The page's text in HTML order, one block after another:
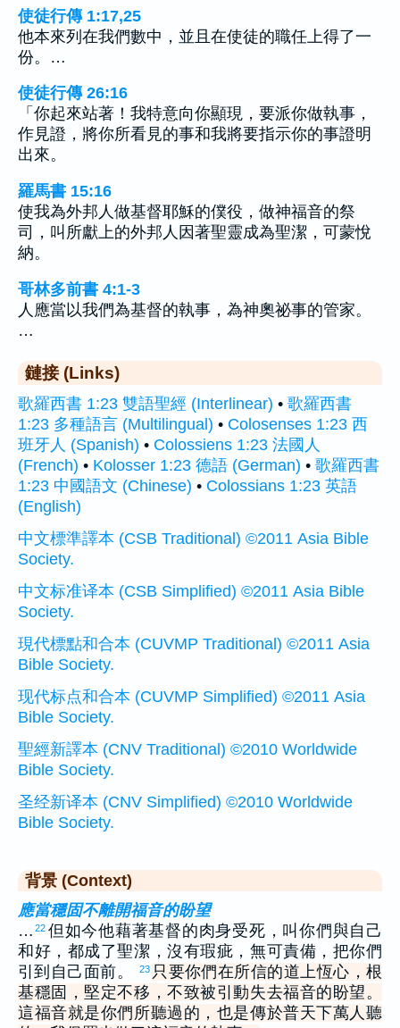
使徒行傳 1:17,25
他本來列在我們數中，並且在使徒的職任上得了一
份。…
使徒行傳 26:16
「你起來站著！我特意向你顯現，要派你做執事，
作見證，將你所看見的事和我將要指示你的事證明
出來。
羅馬書 15:16
使我為外邦人做基督耶穌的僕役，做神福音的祭
司，叫所獻上的外邦人因著聖靈成為聖潔，可蒙悅
納。
哥林多前書 4:1-3
人應當以我們為基督的執事，為神奧祕事的管家。
…
鏈接 (Links)
歌羅西書 1:23 雙語聖經 (Interlinear) • 歌羅西書
1:23 多種語言 (Multilingual) • Colosenses 1:23 西
班牙人 (Spanish) • Colossiens 1:23 法國人
(French) • Kolosser 1:23 德語 (German) • 歌羅西書
1:23 中國語文 (Chinese) • Colossians 1:23 英語
(English)
中文標準譯本 (CSB Traditional) ©2011 Asia Bible
Society.
中文标准译本 (CSB Simplified) ©2011 Asia Bible
Society.
現代標點和合本 (CUVMP Traditional) ©2011 Asia
Bible Society.
现代标点和合本 (CUVMP Simplified) ©2011 Asia
Bible Society.
聖經新譯本 (CNV Traditional) ©2010 Worldwide
Bible Society.
圣经新译本 (CNV Simplified) ©2010 Worldwide
Bible Society.
背景 (Context)
應當穩固不離開福音的盼望
… 22 但如今他藉著基督的肉身受死，叫你們與自己
和好，都成了聖潔，沒有瑕疵，無可責備，把你們
引到自己面前。
23 只要你們在所信的道上恆心，根
基穩固，堅定不移，不致被引動失去福音的盼望。
這福音就是你們所聽過的，也是傳於普天下萬人聽